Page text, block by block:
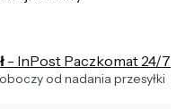
- InPost Paczkomat 24/7
od nadania przesyłki